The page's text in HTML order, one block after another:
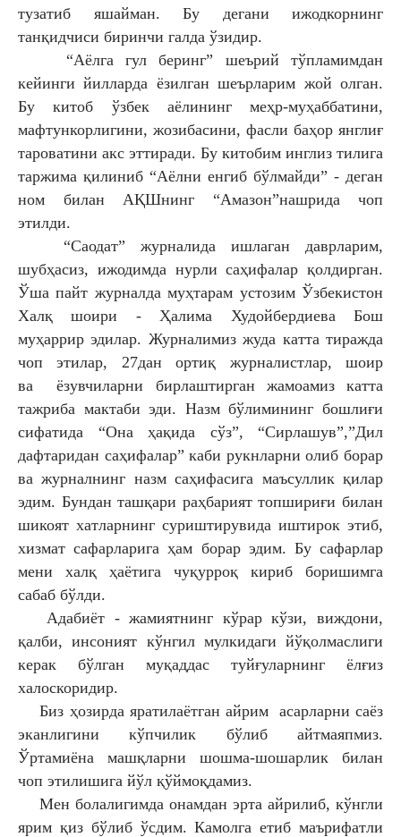
тузатиб яшайман. Бу дегани ижодкорнинг
танқидчиси биринчи галда ўзидир.
“Аёлга гул беринг” шеърий тўпламимдан
кейинги йилларда ёзилган шеърларим жой олган.
Бу китоб ўзбек аёлининг меҳр-муҳаббатини,
мафтункорлигини, жозибасини, фасли баҳор янглиғ
тароватини акс эттиради. Бу китобим инглиз тилига
таржима қилиниб “Аёлни енгиб бўлмайди” - деган
ном билан АҚШнинг “Амазон”нашрида чоп
этилди.
“Саодат” журналида ишлаган даврларим,
шубҳасиз, ижодимда нурли саҳифалар қолдирган.
Ўша пайт журналда муҳтарам устозим Ўзбекистон
Халқ шоири - Ҳалима Худойбердиева Бош
муҳаррир эдилар. Журналимиз жуда катта тиражда
чоп этилар, 27дан ортиқ журналистлар, шоир
ва ёзувчиларни бирлаштирган жамоамиз катта
тажриба мактаби эди. Назм бўлимининг бошлиғи
сифатида “Она ҳақида сўз”, “Сирлашув”,”Дил
дафтаридан саҳифалар” каби рукнларни олиб борар
ва журналнинг назм саҳифасига маъсуллик қилар
эдим. Бундан ташқари раҳбарият топшириғи билан
шикоят хатларнинг суриштирувида иштирок этиб,
хизмат сафарларига ҳам борар эдим. Бу сафарлар
мени халқ ҳаётига чуқурроқ кириб боришимга
сабаб бўлди.
Адабиёт - жамиятнинг кўрар кўзи, виждони,
қалби, инсоният кўнгил мулкидаги йўқолмаслиги
керак бўлган муқаддас туйғуларнинг ёлғиз
халоскоридир.
Биз ҳозирда яратилаётган айрим асарларни саёз
эканлигини кўпчилик бўлиб айтмаяпмиз.
Ўртамиёна машқларни шошма-шошарлик билан
чоп этилишига йўл қўймоқдамиз.
Мен болалигимда онамдан эрта айрилиб, кўнгли
ярим қиз бўлиб ўсдим. Камолга етиб маърифатли